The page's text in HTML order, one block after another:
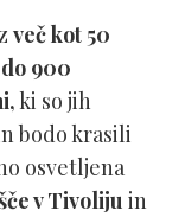
več kot 50
900
ki so jih
bodo krasili
osvetljena
v Tivoliju in